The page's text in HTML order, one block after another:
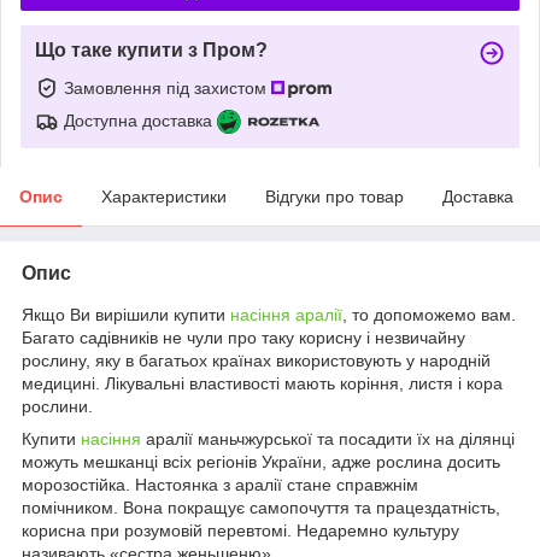
Що таке купити з Пром?
Замовлення під захистом
Доступна доставка
Опис Характеристики Відгуки про товар Доставка
Опис
Якщо Ви вирішили купити насіння аралії , то допоможемо вам.
Багато садівників не чули про таку корисну і незвичайну
рослину, яку в багатьох країнах використовують у народній
медицині. Лікувальні властивості мають коріння, листя і кора
рослини.
Купити насіння аралії маньчжурської та посадити їх на ділянці
можуть мешканці всіх регіонів України, адже рослина досить
морозостійка. Настоянка з аралії стане справжнім
помічником. Вона покращує самопочуття та працездатність,
корисна при розумовій перевтомі. Недаремно культуру
називають «сестра женьшеню».